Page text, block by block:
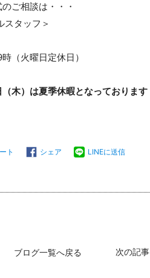
ご相談は・・・
スタッフ＞
（火曜日定休日）
木）は夏季休暇となっております
ト シェア LINEに送信
ブログ一覧へ戻る 次の記事